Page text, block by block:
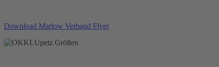
Download Marlow Verband Flyer